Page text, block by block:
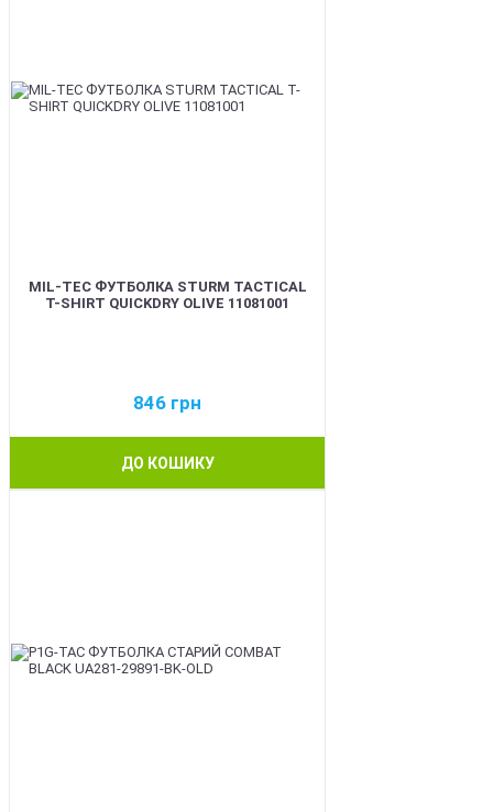
MIL-TEC ФУТБОЛКА STURM TACTICAL
T-SHIRT QUICKDRY OLIVE 11081001
846 грн
ДО КОШИКУ